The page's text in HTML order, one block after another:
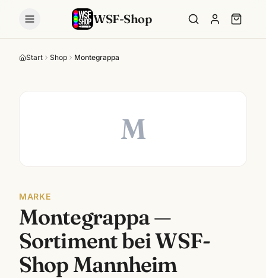
WSF-Shop
Start Shop Montegrappa
M
MARKE
Montegrappa—
Sortiment bei WSF-
Shop Mannheim